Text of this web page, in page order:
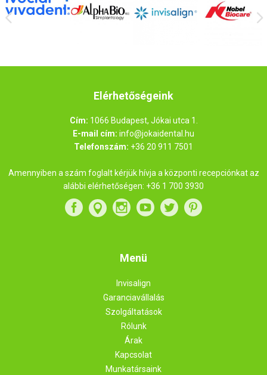
Elérhetőségeink
Cím: 1066 Budapest, Jókai utca 1.
E-mail cím: info@jokaidental.hu
Telefonszám: +36 20 911 7501
Amennyiben a szám foglalt kérjük hívja a központi recepciónkat az
alábbi elérhetőségen: +36 1 700 3930
Menü
Invisalign
Garanciavállalás
Szolgáltatások
Rólunk
Árak
Kapcsolat
Munkatársaink